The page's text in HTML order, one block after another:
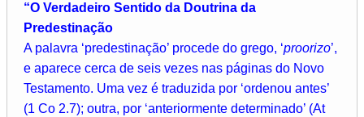
“O Verdadeiro Sentido da Doutrina da
Predestinação
A palavra ‘predestinação’ procede do grego, ‘proorizo’,
e aparece cerca de seis vezes nas páginas do Novo
Testamento. Uma vez é traduzida por ‘ordenou antes’
(1 Co 2.7); outra, por ‘anteriormente determinado’ (At